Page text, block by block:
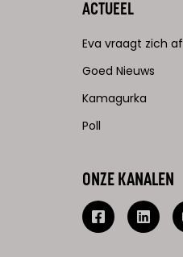
ACTUEEL
Eva vraagt zich af
Goed Nieuws
Kamagurka
Poll
ONZE KANALEN